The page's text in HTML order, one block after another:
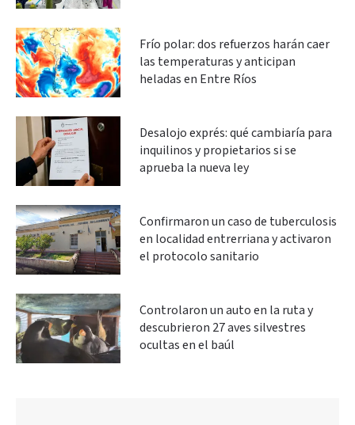
Frío polar: dos refuerzos harán caer
las temperaturas y anticipan
heladas en Entre Ríos
Desalojo exprés: qué cambiaría para
inquilinos y propietarios si se
aprueba la nueva ley
Confirmaron un caso de tuberculosis
en localidad entrerriana y activaron
el protocolo sanitario
Controlaron un auto en la ruta y
descubrieron 27 aves silvestres
ocultas en el baúl